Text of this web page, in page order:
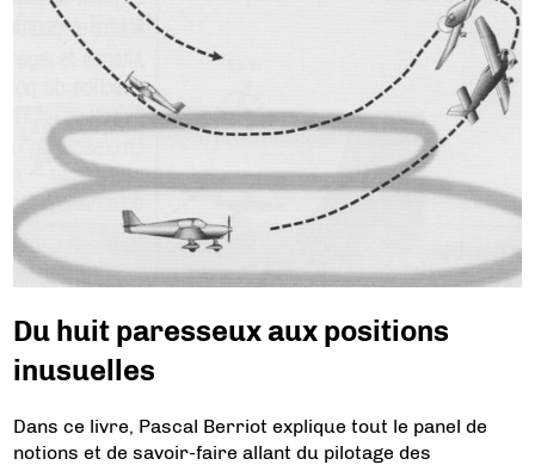
Du huit paresseux aux positions
inusuelles
Dans ce livre, Pascal Berriot explique tout le panel de
notions et de savoir-faire allant du pilotage des